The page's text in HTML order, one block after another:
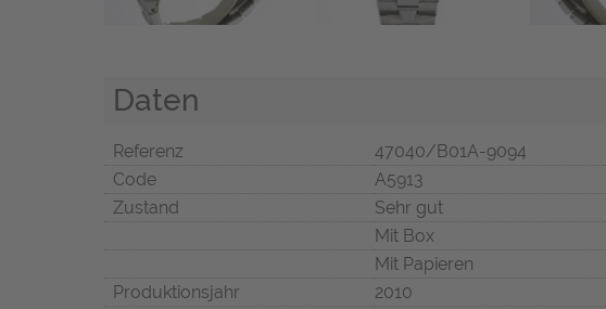
Daten
Referenz
47040/B01A-9094
Code
A5913
Zustand
Sehr gut
Mit Box
Mit Papieren
Produktionsjahr
2010